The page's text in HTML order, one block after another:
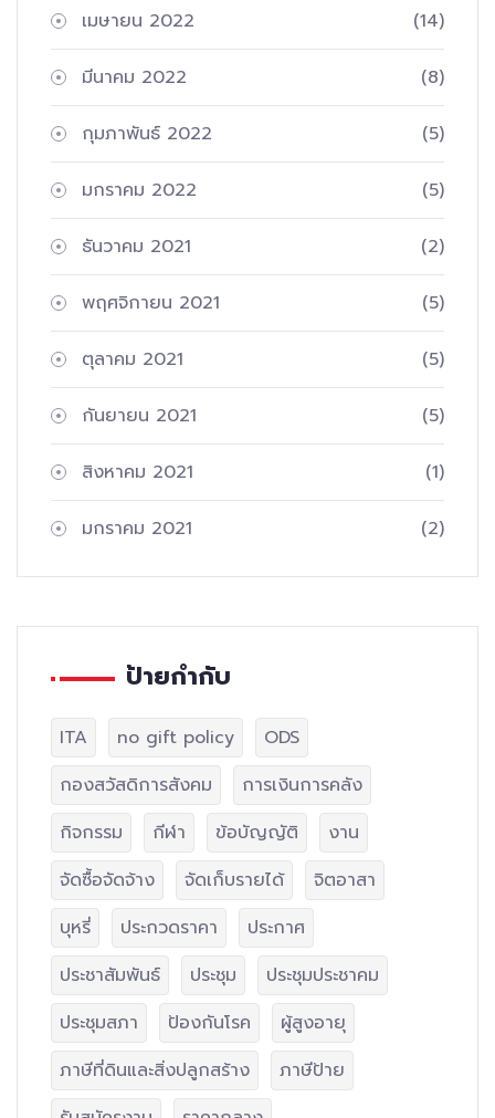
เมษายน 2022 (14)
มีนาคม 2022 (8)
กุมภาพันธ์ 2022 (5)
มกราคม 2022 (5)
ธันวาคม 2021 (2)
พฤศจิกายน 2021 (5)
ตุลาคม 2021 (5)
กันยายน 2021 (5)
สิงหาคม 2021 (1)
มกราคม 2021 (2)
ป้ายกำกับ
ITA no gift policy
ODS
กองสวัสดิการสังคม
การเงินการคลัง
กิจกรรม
กีฬา ข้อบัญญัติ
งาน
จัดซื้อจัดจ้าง
จัดเก็บรายได้
จิตอาสา
บุหรี่
ประกวดราคา
ประกาศ
ประชาสัมพันธ์
ประชุม
ประชุมประชาคม
ประชุมสภา
ป้องกันโรค
ผู้สูงอายุ
ภาษีที่ดินและสิ่งปลูกสร้าง
ภาษีป้าย